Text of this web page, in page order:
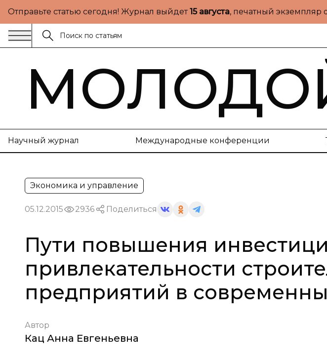
Отправьте статью сегодня! Журнал выйдет15 августа, печатный экземпляр
Научный журнал Международные конференции
Экономика и управление
05.12.2015 2936 Поделиться
Пути повышения
привлекательности
предприятий в
Автор
Кац Анна Евгеньевна